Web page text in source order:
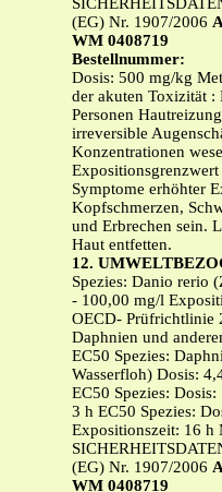
(EG) Nr. 1907/2006
WM 0408719
Bestellnummer:
Dosis: 500 mg/kg
der akuten Toxizität
Personen
irreversible
Konzentrationen
Symptome erhöhter
Kopfschmerzen,
und Erbrechen sein.
Haut entfetten.
12.
Spezies: Danio rerio
- 100,00 mg/l
OECD- Prüfrichtlinie
Daphnien und
EC50 Spezies:
Wasserfloh) Dosis:
EC50 Spezies:
3 h EC50 Spezies:
Expositionszeit: 16 h
(EG) Nr. 1907/2006
WM 0408719